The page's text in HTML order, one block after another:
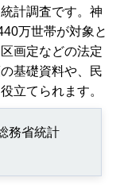
計調査です。神
万世帯が対象と
画定などの法定
基礎資料や、民
立てられます。
務省統計